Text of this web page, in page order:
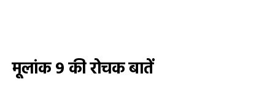
मूलांक 9 की रोचक बातें